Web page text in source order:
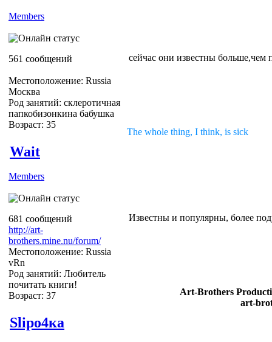
Members
561 сообщений
Местоположение: Russia
Москва
Род занятий: склеротичная
папкобизонкина бабушка
Возраст: 35
сейчас они известны больше,чем
The whole thing, I think, is sick
Wait
Members
681 сообщений
http://art-
brothers.mine.nu/forum/
Местоположение: Russia
vRn
Род занятий: Любитель
почитать книги!
Возраст: 37
Известны и популярны, более
Art-Brothers
art-
Slipо4ка